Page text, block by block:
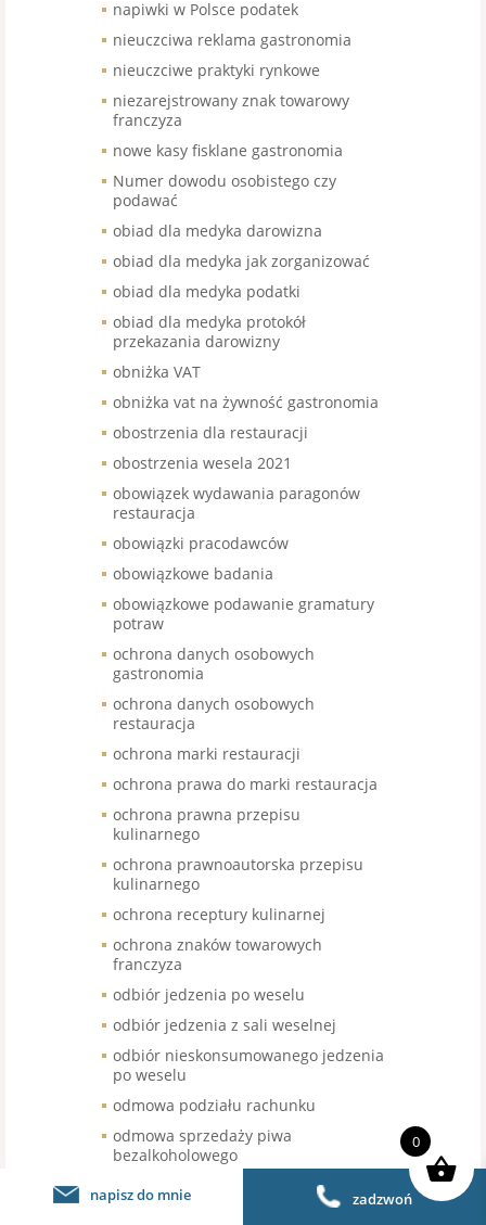
napiwki w Polsce podatek
nieuczciwa reklama gastronomia
nieuczciwe praktyki rynkowe
niezarejstrowany znak towarowy
franczyza
nowe kasy fisklane gastronomia
Numer dowodu osobistego czy
podawać
obiad dla medyka darowizna
obiad dla medyka jak zorganizować
obiad dla medyka podatki
obiad dla medyka protokół
przekazania darowizny
obniżka VAT
obniżka vat na żywność gastronomia
obostrzenia dla restauracji
obostrzenia wesela 2021
obowiązek wydawania paragonów
restauracja
obowiązki pracodawców
obowiązkowe badania
obowiązkowe podawanie gramatury
potraw
ochrona danych osobowych
gastronomia
ochrona danych osobowych
restauracja
ochrona marki restauracji
ochrona prawa do marki restauracja
ochrona prawna przepisu
kulinarnego
ochrona prawnoautorska przepisu
kulinarnego
ochrona receptury kulinarnej
ochrona znaków towarowych
franczyza
odbiór jedzenia po weselu
odbiór jedzenia z sali weselnej
odbiór nieskonsumowanego jedzenia
po weselu
odmowa podziału rachunku
odmowa sprzedaży piwa
bezalkoholowego
odroczenie terminu wymiany kasy
fiskalnej
napisz do mnie zadzwoń
0